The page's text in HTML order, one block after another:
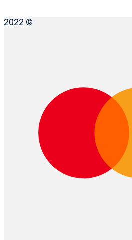
2022 ©